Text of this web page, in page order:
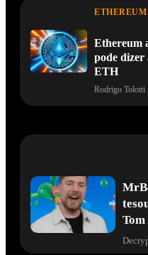
ETHEREUM
Ethereum
pode dizer
ETH
Rodrigo Tolotti
Tom